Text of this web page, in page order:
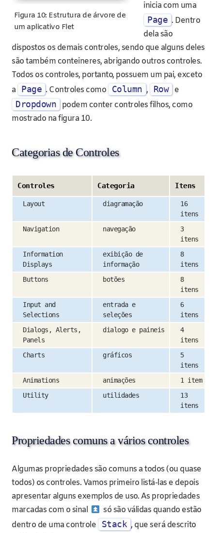
Figura 10: Estrutura de árvore de
um aplicativo Flet
inicia com uma
Page . Dentro
dela são
dispostos os demais controles, sendo que alguns deles
são também conteineres, abrigando outros controles.
Todos os controles, portanto, possuem um pai, exceto
a
Page . Controles como Column , Row e
Dropdown
podem conter controles filhos, como
mostrado na figura 10.
Categorias de Controles
Controles Categoria Itens
Layout diagramação
16
itens
Navigation
navegação
3
itens
Information
Displays
exibição de
informação
8
itens
Buttons
botões
8
itens
Input and
Selections
entrada e
seleções
6
itens
Dialogs, Alerts,
Panels
dialogo e paineis
4
itens
Charts
gráficos
5
itens
Animations
animações
1 item
Utility
utilidades
13
itens
Propriedades comuns a vários controles
Algumas propriedades são comuns a todos (ou quase
todos) os controles. Vamos primeiro listá-las e depois
apresentar alguns exemplos de uso. As propriedades
marcadas com o sinal
só são válidas quando estão
dentro de uma controle
Stack , que será descrito